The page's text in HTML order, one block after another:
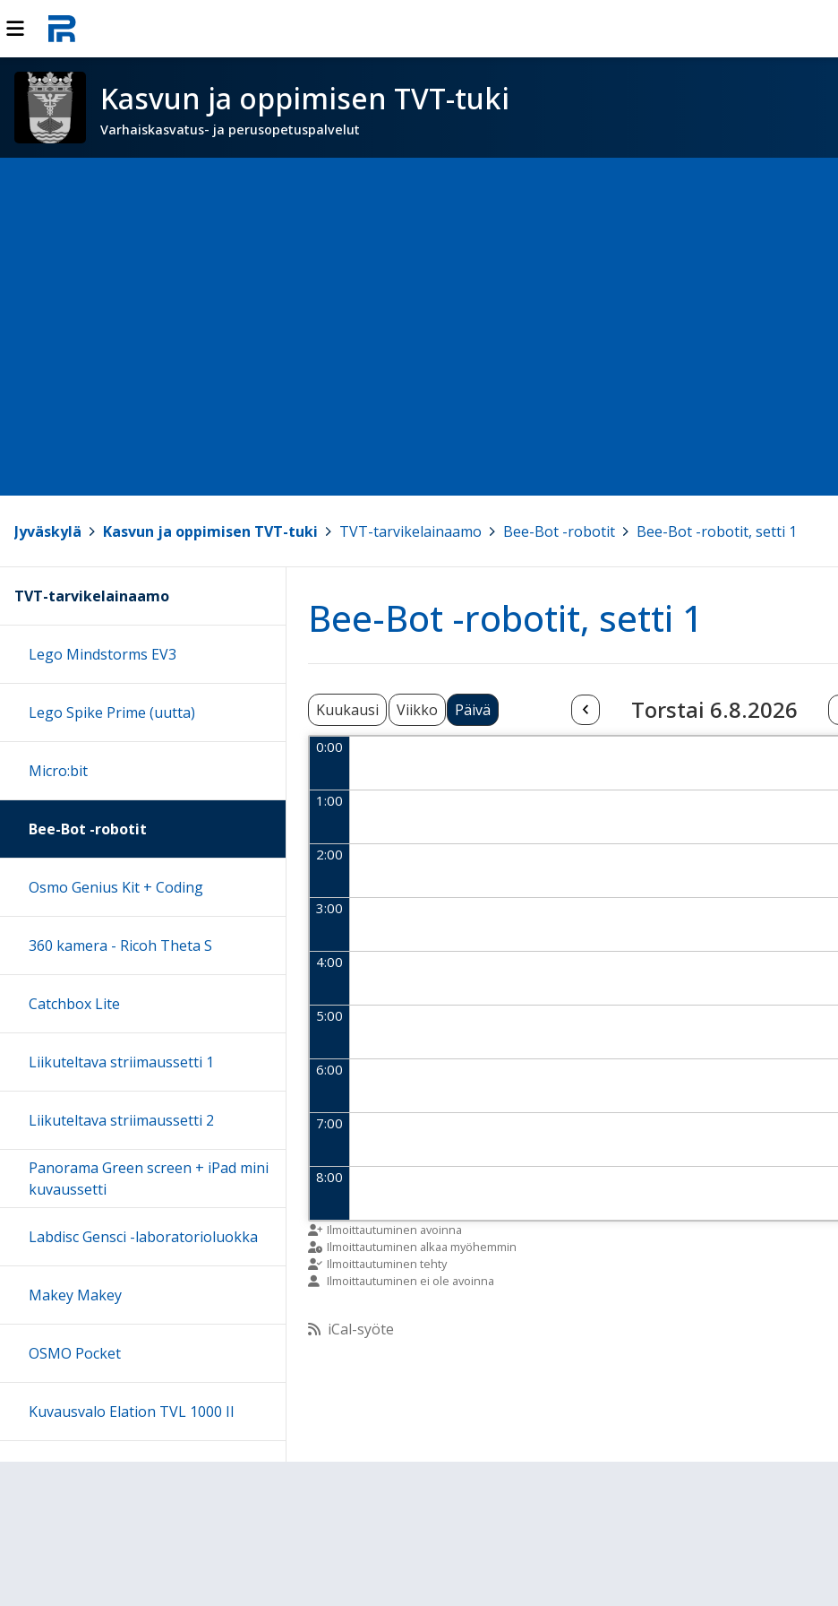
Kasvun ja oppimisen TVT-tuki
Varhaiskasvatus- ja perusopetuspalvelut
Jyväskylä Kasvun ja oppimisen TVT-tuki TVT-tarvikelainaamo Bee-Bot -robotit Bee-Bot -robotit, setti 1
Bee-Bot -robotit, setti 1
Kuukausi Viikko Päivä Torstai 6.8.2026
0:00
1:00
2:00
3:00
4:00
5:00
6:00
7:00
8:00
9:00
10:00
11:00
Ilmoittautuminen avoinna
Ilmoittautuminen alkaa myöhemmin
Ilmoittautuminen tehty
Ilmoittautuminen ei ole avoinna
iCal-syöte
TVT-tarvikelainaamo
Lego Mindstorms EV3
Lego Spike Prime (uutta)
Micro:bit
Bee-Bot -robotit
Osmo Genius Kit + Coding
360 kamera - Ricoh Theta S
Catchbox Lite
Liikuteltava striimaussetti 1
Liikuteltava striimaussetti 2
Panorama Green screen + iPad mini
kuvaussetti
Labdisc Gensci -laboratorioluokka
Makey Makey
OSMO Pocket
Kuvausvalo Elation TVL 1000 II